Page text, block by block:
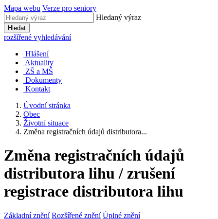
Mapa webu Verze pro seniory
Hledaný výraz
Hledat
rozšířené vyhledávání
Hlášení
Aktuality
ZŠ a MŠ
Dokumenty
Kontakt
Úvodní stránka
Obec
Životní situace
Změna registračních údajů distributora...
Změna registračních údajů
distributora lihu / zrušení
registrace distributora lihu
Základní znění Rozšířené znění Úplné znění